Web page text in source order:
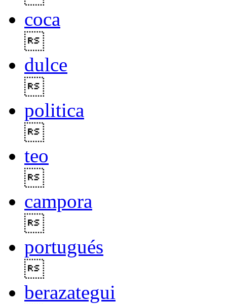
coca
dulce
politica
teo
campora
portugués
berazategui